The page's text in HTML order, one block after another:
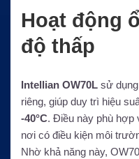
Hoạt động
độ thấp
Intellian OW70L sử
riêng, giúp duy trì hiệu
-40°C. Điều này phù hợp
nơi có điều kiện môi
Nhờ khả năng này,